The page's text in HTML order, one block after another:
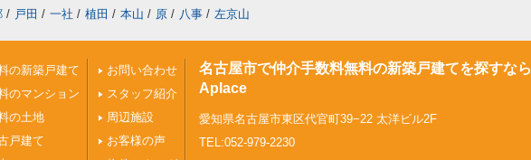
/ 戸田 / 一社 / 植田 / 本山 / 原 / 八事 / 左京山
の新築戸建て
のマンション
の土地
戸建て
お問い合わせ
スタッフ紹介
周辺施設
お客様の声
名古屋市で仲介手数料無料の新築戸建てを探すなら
Aplace
愛知県名古屋市東区代官町39−22 太洋ビル2F
TEL:052-979-2230